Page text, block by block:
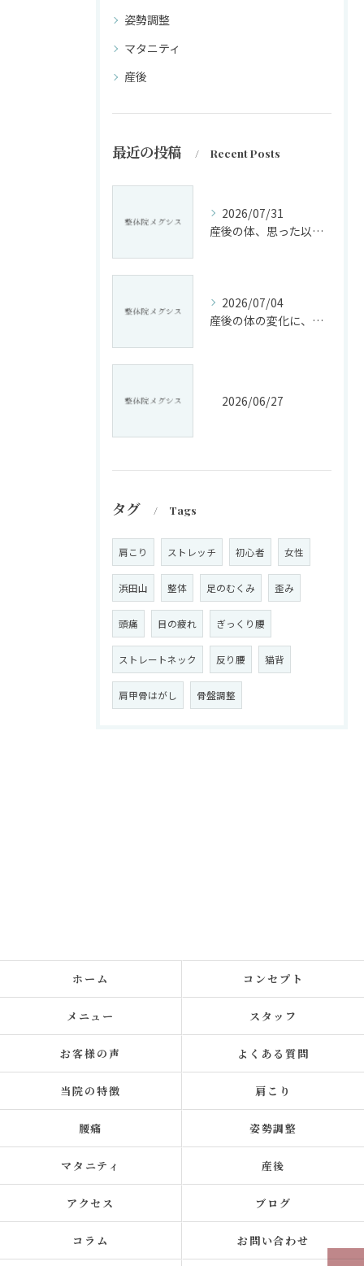
姿勢調整
マタニティ
産後
最近の投稿 Recent Posts
2026/07/31
産後の体、思った以上に変化していませんか?
2026/07/04
産後の体の変化に、戸惑っていませんか?
2026/06/27
タグ Tags
肩こり ストレッチ 初心者 女性
浜田山 整体 足のむくみ 歪み
頭痛 目の疲れ ぎっくり腰
ストレートネック 反り腰 猫背
肩甲骨はがし 骨盤調整
ホーム コンセプト
メニュー スタッフ
お客様の声 よくある質問
当院の特徴 肩こり
腰痛 姿勢調整
マタニティ 産後
アクセス ブログ
コラム お問い合わせ